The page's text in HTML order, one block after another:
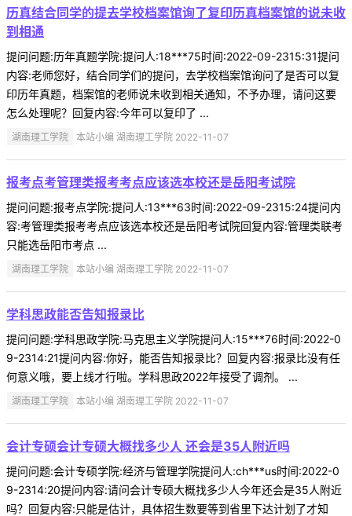
历真结合同学的提去学校档案馆询了复印历真档案馆的说未收
到相通
提问问题:历年真题学院:提问人:18***75时间:2022-09-2315:31提问
内容:老师您好，结合同学们的提问，去学校档案馆询问了是否可以复
印历年真题，档案馆的老师说未收到相关通知，不予办理，请问这要
怎么处理呢？回复内容:今年可以复印了 ...
湖南理工学院 本站小编 湖南理工学院 2022-11-07
报考点考管理类报考考点应该选本校还是岳阳考试院
提问问题:报考点学院:提问人:13***63时间:2022-09-2315:24提问内
容:考管理类报考考点应该选本校还是岳阳考试院回复内容:管理类联考
只能选岳阳市考点 ...
湖南理工学院 本站小编 湖南理工学院 2022-11-07
学科思政能否告知报录比
提问问题:学科思政学院:马克思主义学院提问人:15***76时间:2022-0
9-2314:21提问内容:你好，能否告知报录比？回复内容:报录比没有任
何意义哦，要上线才行啦。学科思政2022年接受了调剂。 ...
湖南理工学院 本站小编 湖南理工学院 2022-11-07
会计专硕会计专硕大概找多少人 还会是35人附近吗
提问问题:会计专硕学院:经济与管理学院提问人:ch***us时间:2022-0
9-2314:20提问内容:请问会计专硕大概找多少人今年还会是35人附近
吗？回复内容:只能是估计，具体招生数要等到省里下达计划了才知